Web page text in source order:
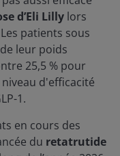
d’Eli Lilly lors
patients sous
leur poids
25,5 % pour
d'efficacité
1.
en cours des
du retatrutide